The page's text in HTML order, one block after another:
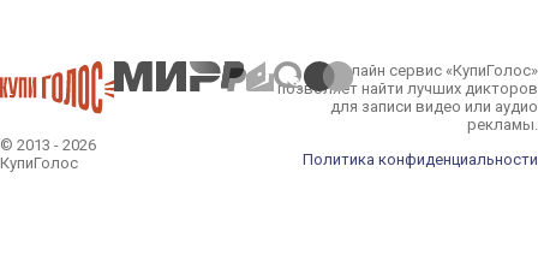
© 2013 - 2026
КупиГолос
Онлайн сервис «КупиГолос»
позволяет найти лучших дикторов
для записи видео или аудио
рекламы.
Политика конфиденциальности